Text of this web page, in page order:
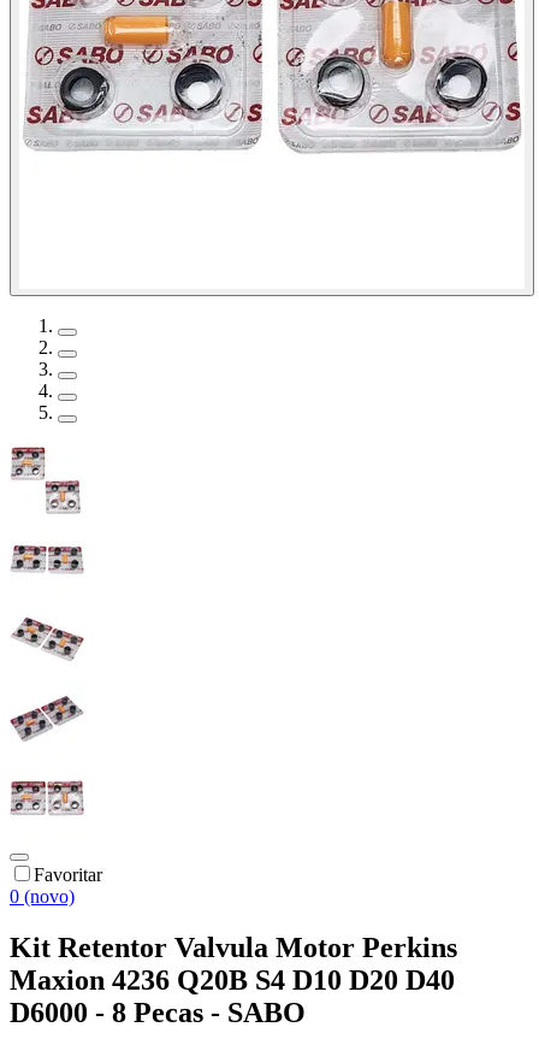
Favoritar
0 (novo)
Kit Retentor Valvula Motor Perkins
Maxion 4236 Q20B S4 D10 D20 D40
D6000 - 8 Pecas - SABO